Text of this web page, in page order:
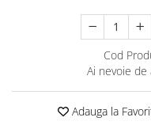
Cod
Ai nevoie de
Adauga la